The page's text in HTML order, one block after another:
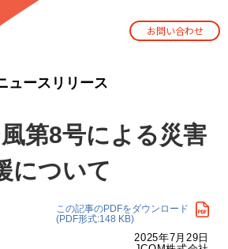
お問い合わせ
ュースリリース
第8号による災害
について
この記事のPDFをダウンロード
(PDF形式:148 KB)
2025年7月29日